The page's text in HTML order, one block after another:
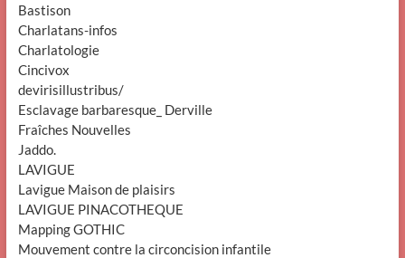
Bastison
Charlatans-infos
Charlatologie
Cincivox
devirisillustribus/
Esclavage barbaresque_ Derville
Fraîches Nouvelles
Jaddo.
LAVIGUE
Lavigue Maison de plaisirs
LAVIGUE PINACOTHEQUE
Mapping GOTHIC
Mouvement contre la circoncision infantile